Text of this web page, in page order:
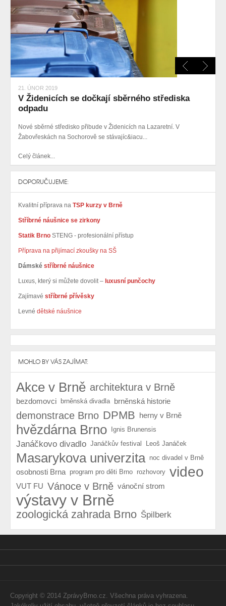
21. ÚNOR 2019
V Židenicích se dočkají sběrného střediska
odpadu
Nové sběrné středisko přibude v Židenicích na Lazaretní. V
Žabovřeskách na Sochorově se stávajíc&iacu...
Celý článek...
DOPORUČUJEME:
Kvalitní příprava na TSP kurzy v Brně
Stříbrné náušnice se zirkony
Statik Brno STENG - profesionální přístup
Příprava na přijímací zkoušky na SŠ
Dámské stříbrné náušnice
Luxus, který si můžete dovolit – luxusní punčochy
Zajímavé stříbrné přívěsky
Levné dětské náušnice
MOHLO BY VÁS ZAJÍMAT:
Akce v Brně architektura v Brně
bezdomovci brněnská divadla brněnská historie
demonstrace Brno DPMB herny v Brně
hvězdárna Brno Ignis Brunensis
Janáčkovo divadlo Janáčkův festival Leoš Janáček
Masarykova univerzita noc divadel v Brně
osobnosti Brna program pro děti Brno rozhovory video
VUT FU Vánoce v Brně vánoční strom
výstavy v Brně
zoologická zahrada Brno Špilberk
Copyright © 2014 ZprávyBrno.cz. Všechna práva vyhrazena.